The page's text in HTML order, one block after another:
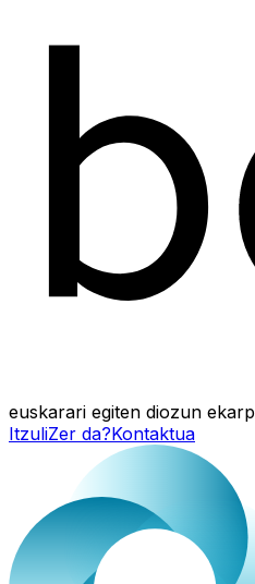
euskarari egiten diozun
ItzuliZer da?Kontaktua